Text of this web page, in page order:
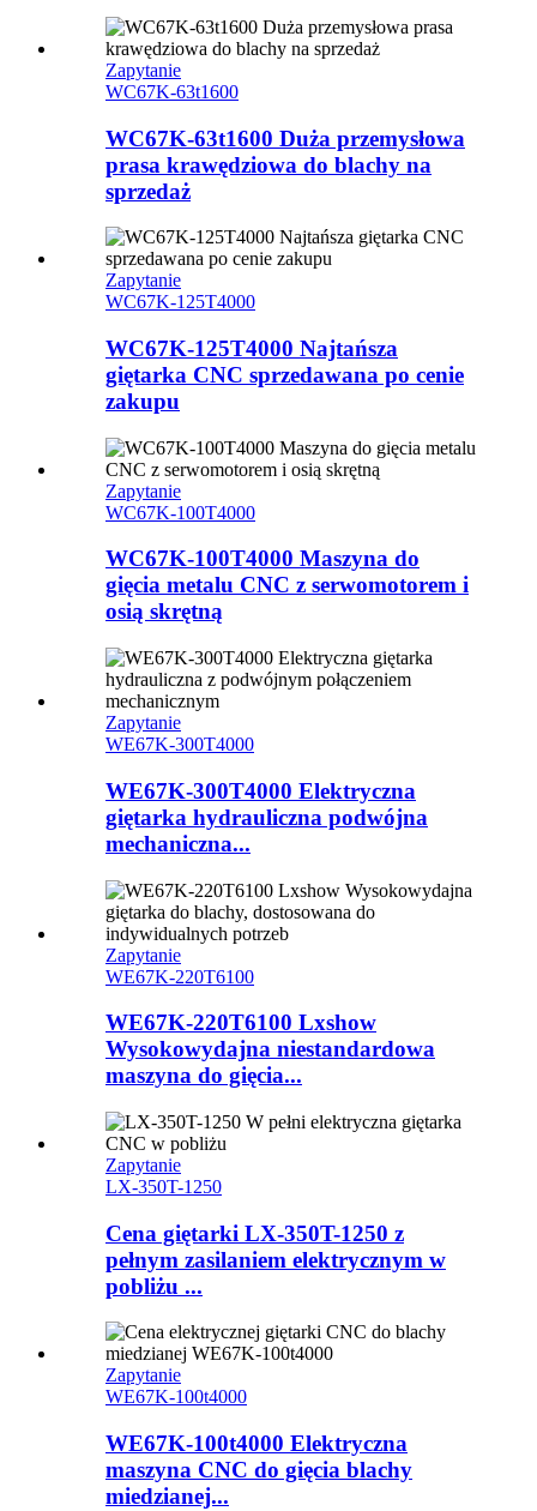
Zapytanie
WC67K-63t1600
WC67K-63t1600 Duża przemysłowa
prasa krawędziowa do blachy na
sprzedaż
Zapytanie
WC67K-125T4000
WC67K-125T4000 Najtańsza
giętarka CNC sprzedawana po cenie
zakupu
Zapytanie
WC67K-100T4000
WC67K-100T4000 Maszyna do
gięcia metalu CNC z serwomotorem i
osią skrętną
Zapytanie
WE67K-300T4000
WE67K-300T4000 Elektryczna
giętarka hydrauliczna podwójna
mechaniczna...
Zapytanie
WE67K-220T6100
WE67K-220T6100 Lxshow
Wysokowydajna niestandardowa
maszyna do gięcia...
Zapytanie
LX-350T-1250
Cena giętarki LX-350T-1250 z
pełnym zasilaniem elektrycznym w
pobliżu ...
Zapytanie
WE67K-100t4000
WE67K-100t4000 Elektryczna
maszyna CNC do gięcia blachy
miedzianej...